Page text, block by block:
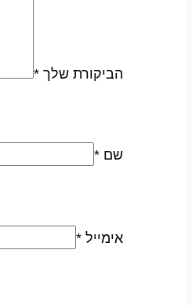
הביקורת שלך *
שם *
אימייל *